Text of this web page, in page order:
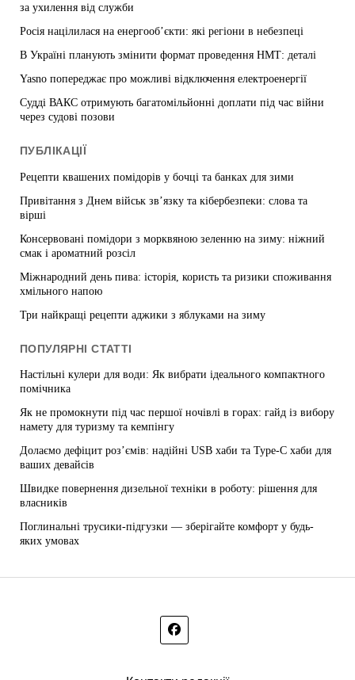
за ухилення від служби
Росія націлилася на енергооб’єкти: які регіони в небезпеці
В Україні планують змінити формат проведення НМТ: деталі
Yasno попереджає про можливі відключення електроенергії
Судді ВАКС отримують багатомільйонні доплати під час війни
через судові позови
ПУБЛІКАЦІЇ
Рецепти квашених помідорів у бочці та банках для зими
Привітання з Днем військ зв’язку та кібербезпеки: слова та
вірші
Консервовані помідори з морквяною зеленню на зиму: ніжний
смак і ароматний розсіл
Міжнародний день пива: історія, користь та ризики споживання
хмільного напою
Три найкращі рецепти аджики з яблуками на зиму
ПОПУЛЯРНІ СТАТТІ
Настільні кулери для води: Як вибрати ідеального компактного
помічника
Як не промокнути під час першої ночівлі в горах: гайд із вибору
намету для туризму та кемпінгу
Долаємо дефіцит роз’ємів: надійні USB хаби та Type-C хаби для
ваших девайсів
Швидке повернення дизельної техніки в роботу: рішення для
власників
Поглинальні трусики-підгузки — зберігайте комфорт у будь-
яких умовах